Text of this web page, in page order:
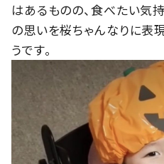
はあるものの、食べたい気
の思いを桜ちゃんなりに表
うです。